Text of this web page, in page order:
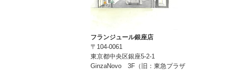
フランジュール銀座店
〒104-0061
東京都中央区銀座5-2-1
GinzaNovo 3F（旧：東急プラザ